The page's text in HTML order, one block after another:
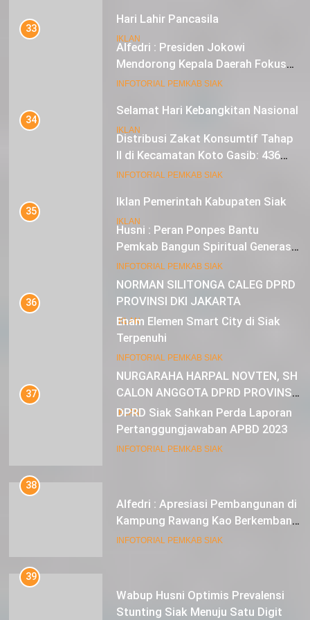
Hari Lahir Pancasila
IKLAN
Selamat Hari Kebangkitan Nasional
IKLAN
Iklan Pemerintah Kabupaten Siak
IKLAN
NORMAN SILITONGA CALEG DPRD
PROVINSI DKI JAKARTA
IKLAN
NURGARAHA HARPAL NOVTEN, SH
CALON ANGGOTA DPRD PROVINSI
DKI JAKARTA
IKLAN
33
Alfedri : Presiden Jokowi
Mendorong Kepala Daerah Fokus
pada Inflasi dan Pilkada Serentak
INFOTORIAL PEMKAB SIAK
34
Distribusi Zakat Konsumtif Tahap
II di Kecamatan Koto Gasib: 436
Mustahik Terima Bantuan
INFOTORIAL PEMKAB SIAK
35
Husni : Peran Ponpes Bantu
Pemkab Bangun Spiritual Generasi
Muda
INFOTORIAL PEMKAB SIAK
36
Enam Elemen Smart City di Siak
Terpenuhi
INFOTORIAL PEMKAB SIAK
37
DPRD Siak Sahkan Perda Laporan
Pertanggungjawaban APBD 2023
INFOTORIAL PEMKAB SIAK
38
Alfedri : Apresiasi Pembangunan di
Kampung Rawang Kao Berkembang
Pesat
INFOTORIAL PEMKAB SIAK
39
Wabup Husni Optimis Prevalensi
Stunting Siak Menuju Satu Digit